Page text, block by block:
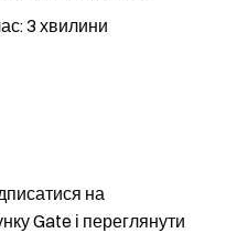
3 хвилини
на
Gate і переглянути